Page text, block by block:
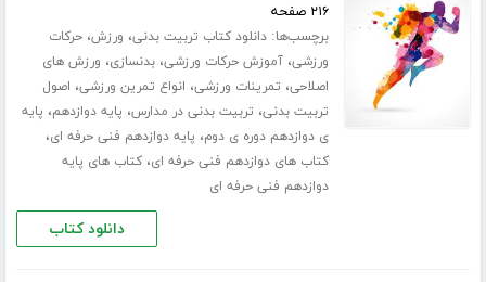
۲۱۶ صفحه
برچسب‌ها:دانلود کتاب تربیت بدنی، ورزش،حرکات
ورزشی،آموزش حرکات ورزشی،بدنسازی، ورزش های
اصلاحی، تمرینات ورزشی، انواع تمرین ورزشی، اصول
تربیت بدنی، تربیت بدنی در مدارس، پایه دوازدهم، پایه
ی دوازدهم دوره ی دوم، پایه دوازدهم فنی حرفه ای،
کتاب های دوازدهم فنی حرفه ای،کتاب های پایه
دوازدهم فنی حرفه ای
دانلود کتاب